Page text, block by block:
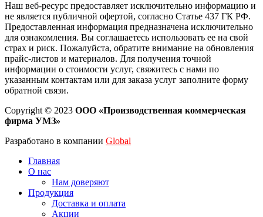
Наш веб-ресурс предоставляет исключительно информацию и
не является публичной офертой, согласно Статье 437 ГК РФ.
Предоставленная информация предназначена исключительно
для ознакомления. Вы соглашаетесь использовать ее на свой
страх и риск. Пожалуйста, обратите внимание на обновления
прайс-листов и материалов. Для получения точной
информации о стоимости услуг, свяжитесь с нами по
указанным контактам или для заказа услуг заполните форму
обратной связи.
Copyright © 2023 ООО «Производственная коммерческая
фирма УМЗ»
Разработано в компании Global
Главная
О нас
Нам доверяют
Продукция
Доставка и оплата
Акции